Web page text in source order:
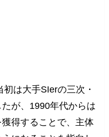
は大手SIerの三次・
が、1990年代からは
得することで、主体